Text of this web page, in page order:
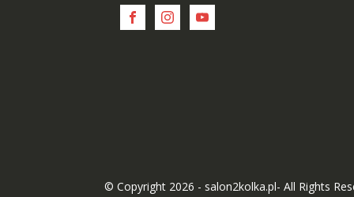
© Copyright 2026 - salon2kolka.pl- All Rights